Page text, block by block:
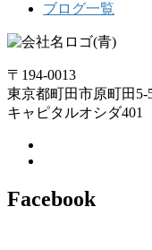
ブログ一覧
〒194-0013
東京都町田市原町田5-
キャピタルオシダ401
Facebook